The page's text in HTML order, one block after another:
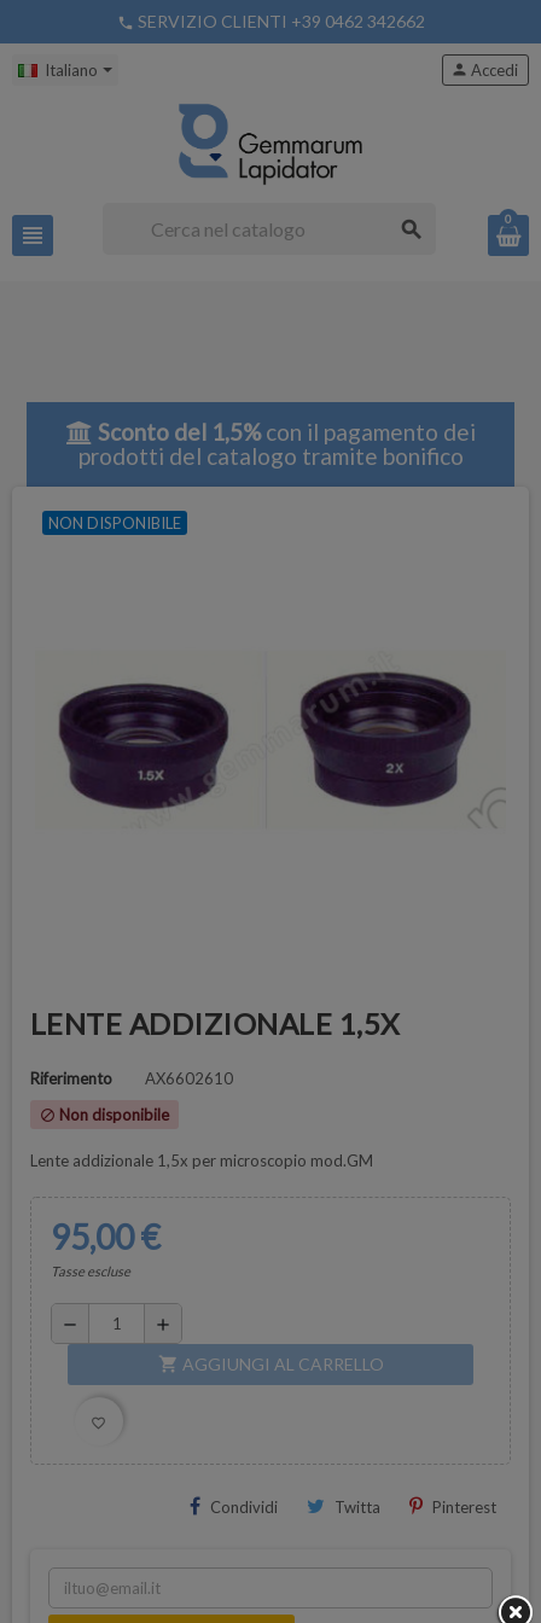
phone SERVIZIO CLIENTI +39 0462 342662
Italiano
view_headline search
person Accedi
0
Sconto del 1,5%con il pagamento dei
prodotti del catalogo tramite bonifico
NON DISPONIBILE
LENTE ADDIZIONALE 1,5X
Riferimento AX6602610
block Non disponibile
Lente addizionale 1,5x per microscopio mod.GM
95,00 €
Tasse escluse
remove add
shopping_cart AGGIUNGI AL CARRELLO
favorite_border
Condividi Twitta Pinterest